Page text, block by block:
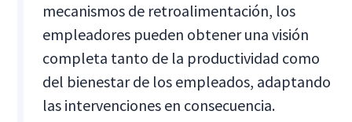
mecanismos de retroalimentación, los
empleadores pueden obtener una visión
completa tanto de la productividad como
del bienestar de los empleados, adaptando
las intervenciones en consecuencia.